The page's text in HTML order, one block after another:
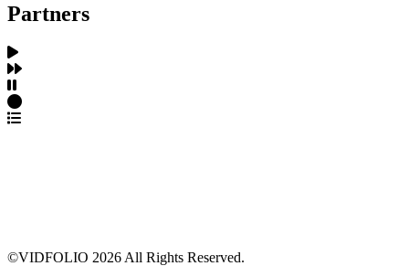
Partners
©VIDFOLIO 2026 All Rights Reserved.